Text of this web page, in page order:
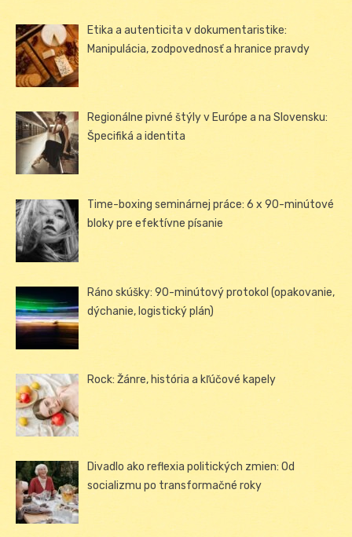
Etika a autenticita v dokumentaristike:
Manipulácia, zodpovednosť a hranice pravdy
Regionálne pivné štýly v Európe a na Slovensku:
Špecifiká a identita
Time-boxing seminárnej práce: 6 x 90-minútové
bloky pre efektívne písanie
Ráno skúšky: 90-minútový protokol (opakovanie,
dýchanie, logistický plán)
Rock: Žánre, história a kľúčové kapely
Divadlo ako reflexia politických zmien: Od
socializmu po transformačné roky